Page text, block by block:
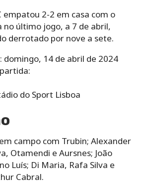
empatou 2-2 em casa com o
no último jogo, a 7 de abril,
derrotado por nove a sete.
domingo, 14 de abril de 2024
do Sport Lisboa
campo com Trubin; Alexander
Otamendi e Aursnes; João
Luís; Di Maria, Rafa Silva e
Cabral.